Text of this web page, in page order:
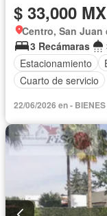
$ 33,000
Centro, San Juan
3 Recámaras
Estacionamiento
Cuarto de servicio
22/06/2026 en -